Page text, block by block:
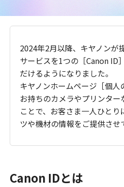
2024年2月以降、キヤノンが
サービスを1つの［Canon ID
だけるようになりました。
キヤノンホームページ［個人
お持ちのカメラやプリンター
ことで、お客さま一人ひと
ツや機材の情報をご提供させ
Canon IDとは